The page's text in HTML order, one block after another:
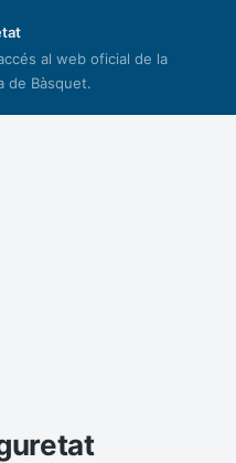
al web oficial de la
de Bàsquet.